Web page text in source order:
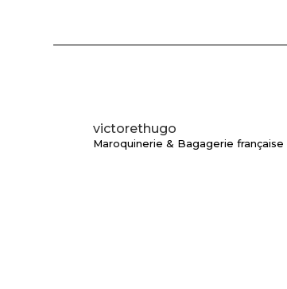
victorethugo
Maroquinerie & Bagagerie française